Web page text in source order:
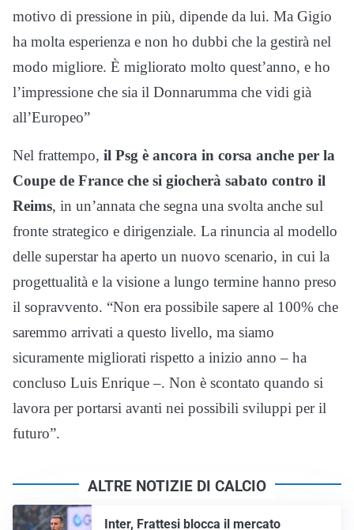
motivo di pressione in più, dipende da lui. Ma Gigio
ha molta esperienza e non ho dubbi che la gestirà nel
modo migliore. È migliorato molto quest’anno, e ho
l’impressione che sia il Donnarumma che vidi già
all’Europeo”
Nel frattempo, il Psg è ancora in corsa anche per la
Coupe de France che si giocherà sabato contro il
Reims, in un’annata che segna una svolta anche sul
fronte strategico e dirigenziale. La rinuncia al modello
delle superstar ha aperto un nuovo scenario, in cui la
progettualità e la visione a lungo termine hanno preso
il sopravvento. “Non era possibile sapere al 100% che
saremmo arrivati a questo livello, ma siamo
sicuramente migliorati rispetto a inizio anno – ha
concluso Luis Enrique –. Non è scontato quando si
lavora per portarsi avanti nei possibili sviluppi per il
futuro”.
ALTRE NOTIZIE DI CALCIO
Inter, Frattesi blocca il mercato